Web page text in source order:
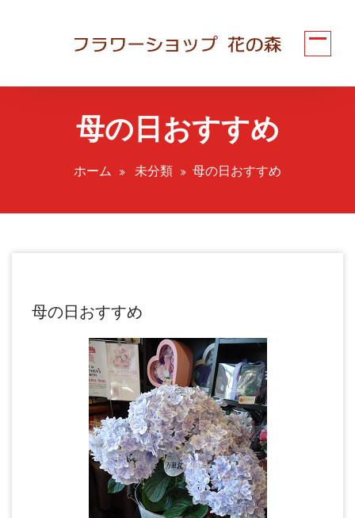
ツ
母の日おすすめ
ホーム 未分類 母の日おすすめ
母の日おすすめ